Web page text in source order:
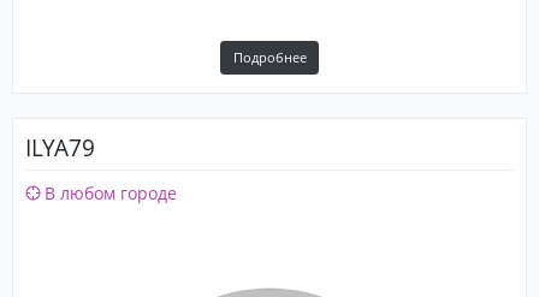
Подробнее
ILYA79
В любом городе